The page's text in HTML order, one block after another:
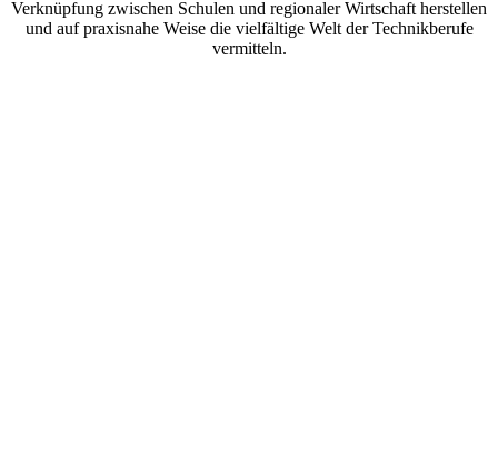
Verknüpfung zwischen Schulen und regionaler Wirtschaft herstellen
und auf praxisnahe Weise die vielfältige Welt der Technikberufe
vermitteln.